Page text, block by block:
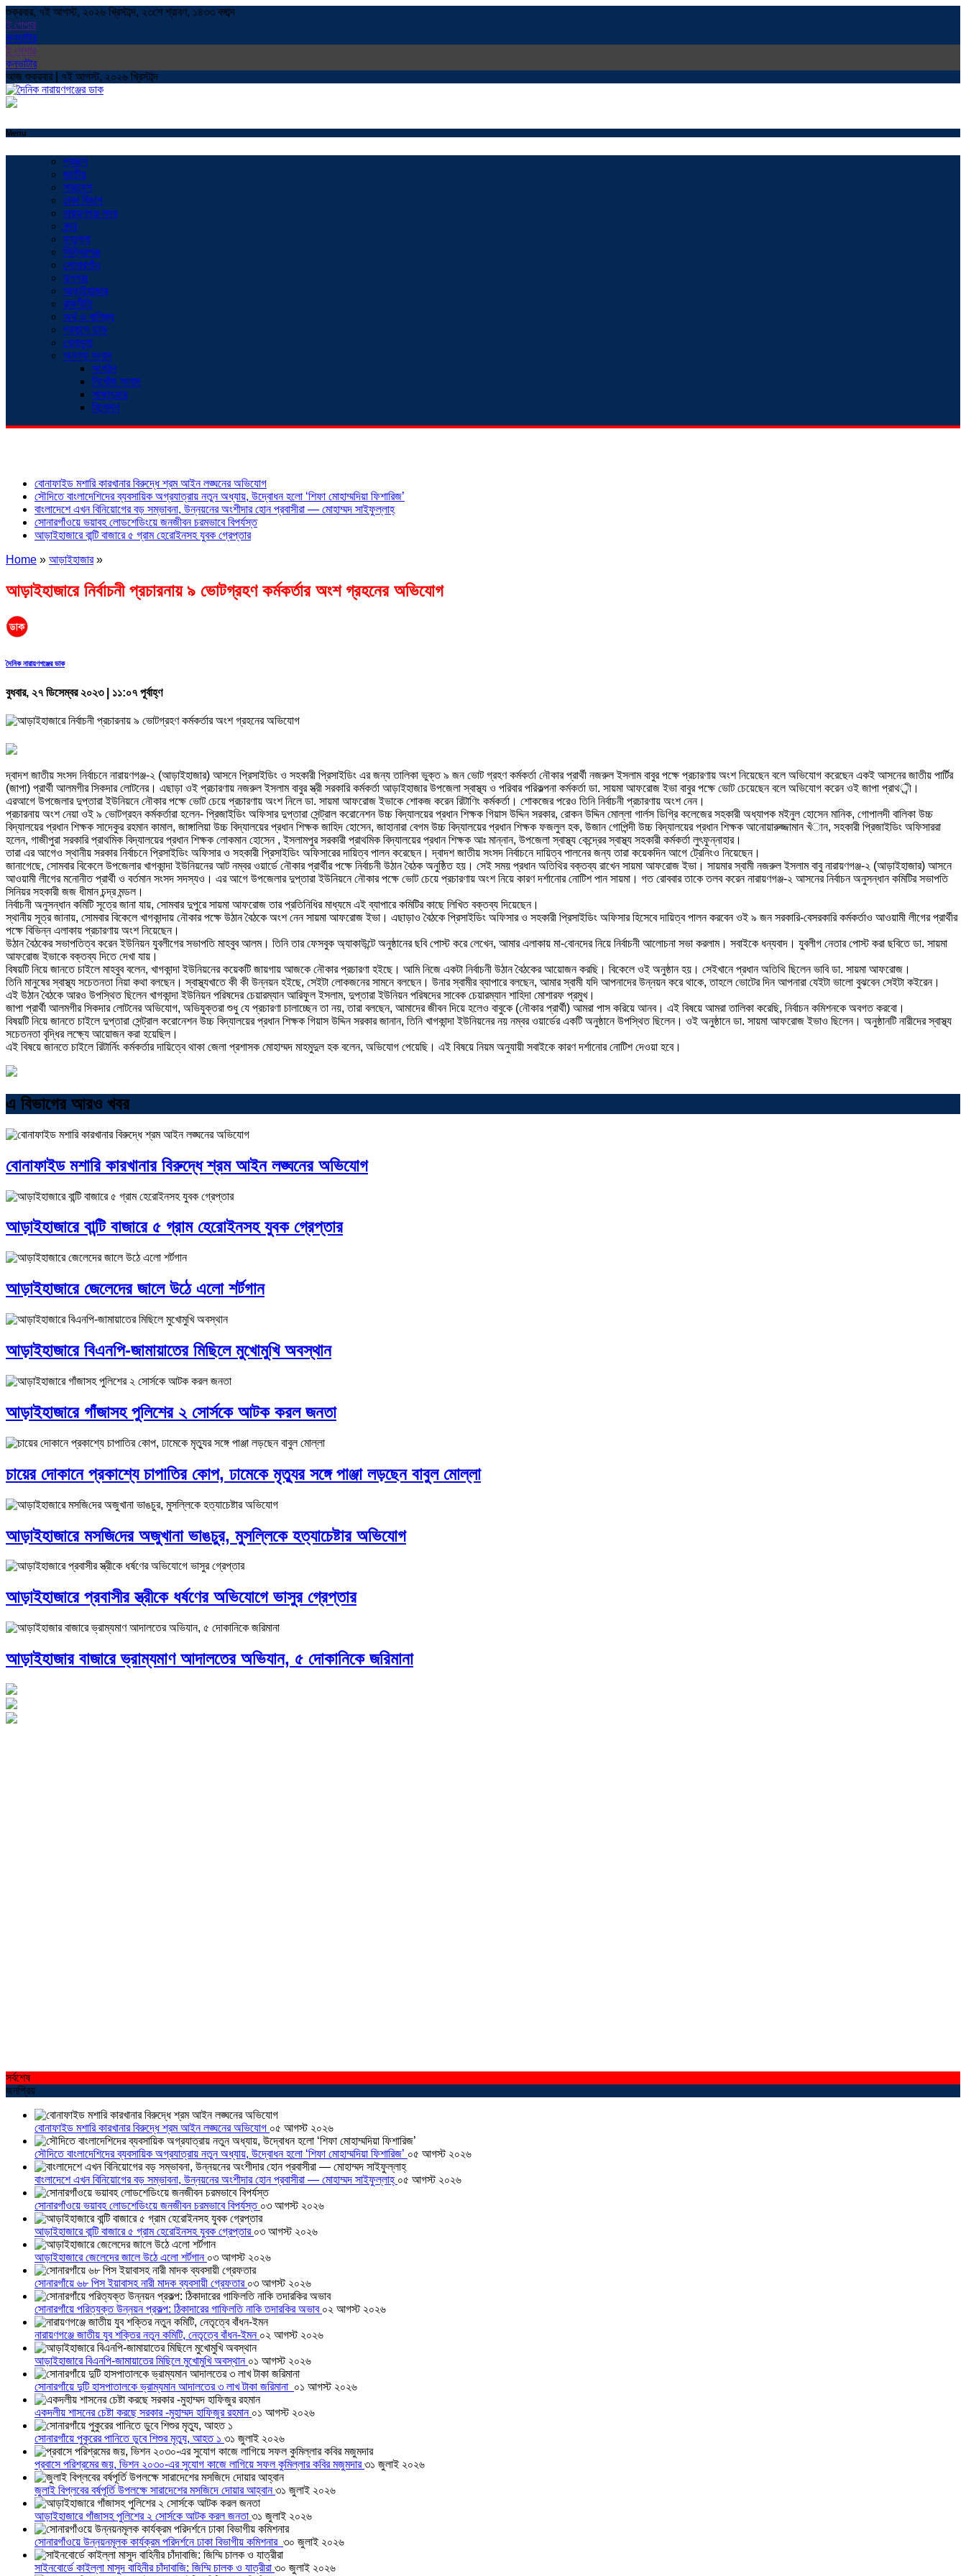
শুক্রবার, ৭ই আগস্ট, ২০২৬ খ্রিস্টাব্দ, ২৩শে শ্রাবণ, ১৪৩৩ বঙ্গাব্দ
ই পেপার
কনভাটার
ই পেপার
কনভাটার
আজ শুক্রবার | ৭ই আগস্ট, ২০২৬ খ্রিস্টাব্দ
Menu
প্রচ্ছদ
জাতীয়
সারাদেশ
ঢাকা বিভাগ
নারায়ণগঞ্জ সদর
বন্দর
ফতুল্লা
সিদ্ধিরগঞ্জ
সোনারগাঁও
রূপগঞ্জ
আড়াইহাজার
রাজনীতি
অর্থ ও বাণিজ্য
প্রবাসে ডাক
খেলাধুলা
অনন্যা সংবাদ
সংগঠন
নিখোঁজ সংবাদ
সাক্ষাৎকার
বিনোদন
বোনাফাইড মশারি কারখানার বিরুদ্ধে শ্রম আইন লঙ্ঘনের অভিযোগ
সৌদিতে বাংলাদেশিদের ব্যবসায়িক অগ্রযাত্রায় নতুন অধ্যায়, উদ্বোধন হলো ‘শিফা মোহাম্মদিয়া ফিশারিজ’
বাংলাদেশে এখন বিনিয়োগের বড় সম্ভাবনা, উন্নয়নের অংশীদার হোন প্রবাসীরা — মোহাম্মদ সাইফুল্লাহ্
সোনারগাঁওয়ে ভয়াবহ লোডশেডিংয়ে জনজীবন চরমভাবে বিপর্যস্ত
আড়াইহাজারে বান্টি বাজারে ৫ গ্রাম হেরোইনসহ যুবক গ্রেপ্তার
Home » আড়াইহাজার»
আড়াইহাজারে নির্বাচনী প্রচারনায় ৯ ভোটগ্রহণ কর্মকর্তার অংশ গ্রহনের অভিযোগ
দৈনিক নারায়ণগঞ্জের ডাক
বুধবার, ২৭ ডিসেম্বর ২০২৩ | ১১:০৭ পূর্বাহ্ণ
দ্বাদশ জাতীয় সংসদ নির্বাচনে নারায়ণগঞ্জ-২ (আড়াইহাজার) আসনে প্রিসাইডিং ও সহকারী প্রিসাইডিং এর জন্য তালিকা ভুক্ত ৯ জন ভোট গ্রহণ কর্মকর্তা নৌকার প্রার্থী নজরুল ইসলাম বাবুর পক্ষে প্রচারণায় অংশ নিয়েছেন বলে অভিযোগ করেছেন একই আসনের জাতীয় পার্টির
(জাপা) প্রার্থী আলমগীর সিকদার লোটনের। এছাড়া ওই প্রচারণায় নজরুল ইসলাম বাবুর স্ত্রী সরকারি কর্মকর্তা আড়াইহাজার উপজেলা স্বাস্থ্য ও পরিবার পরিকল্পনা কর্মকর্তা ডা. সায়মা আফরোজ ইভা বাবুর পক্ষে ভোট চেয়েছেন বলে অভিযোগ করেন ওই জাপা প্রাথর্ী।
এরআগে উপজেলার দুপ্তারা ইউনিয়নে নৌকার পক্ষে ভোট চেয়ে প্রচারণায় অংশ নিলে ডা. সায়মা আফরোজ ইভাকে শোকজ করেন রিটাণিং কর্মকর্তা। শোকজের পরেও তিনি নির্বাচনী প্রচারণায় অংশ নেন।
প্রচারনায় অংশ নেয়া ওই ৯ ভোটগ্রহন কর্মকর্তারা হলেন- প্রিজাইডিং অফিসার দুপ্তারা সেন্ট্রাল করোনেশন উচ্চ বিদ্যালয়ের প্রধান শিক্ষক গিয়াস উদ্দিন সরকার, রোকন উদ্দিন মোল্লা গার্লস ডিগ্রি কলেজের সহকারী অধ্যাপক মইনুল হোসেন মানিক, গোপালদী বালিকা উচ্চ
বিদ্যালয়ের প্রধান শিক্ষক সাদেকুর রহমান কামাল, জাঙ্গালিয়া উচ্চ বিদ্যালয়ের প্রধান শিক্ষক জাহিদ হোসেন, জাহানারা বেগম উচ্চ বিদ্যালয়ের প্রধান শিক্ষক ফজলুল হক, উজান গোপিন্দী উচ্চ বিদ্যালয়ের প্রধান শিক্ষক আনোয়ারুজ্জামান খঁান, সহকারী প্রিজাইডিং অফিসাররা
হলেন, গাজীপুরা সরকারি প্রাথমিক বিদ্যালয়ের প্রধান শিক্ষক লোকমান হোসেন , ইসলামপুর সরকারী প্রাথমিক বিদ্যালয়ের প্রধান শিক্ষক আঃ মান্নান, উপজেলা স্বাস্থ্য কেন্দ্রের স্বাস্থ্য সহকারী কর্মকর্তা লুৎফুন্নাহার।
তারা এর আগেও স্থানীয় সরকার নির্বাচনে প্রিসাইডিং অফিসার ও সহকারী প্রিসাইডিং অফিসারের দায়িত্ব পালন করেছেন। দ্বাদশ জাতীয় সংসদ নির্বাচনে দায়িত্ব পালনের জন্য তারা কয়েকদিন আগে ট্রেনিংও নিয়েছেন।
জানাগেছে, সোমবার বিকেলে উপজেলার খাগকান্দা ইউনিয়নের আট নম্বর ওয়ার্ডে নৌকার প্রার্থীর পক্ষে নির্বাচনী উঠান বৈঠক অনুষ্ঠিত হয়। সেই সময় প্রধান অতিথির বক্তব্য রাখেন সায়মা আফরোজ ইভা। সায়মার স্বামী নজরুল ইসলাম বাবু নারায়ণগঞ্জ-২ (আড়াইহাজার) আসনে
আওয়ামী লীগের মনোনীত প্রার্থী ও বর্তমান সংসদ সদস্যও। এর আগে উপজেলার দুপ্তারা ইউনিয়নে নৌকার পক্ষে ভোট চেয়ে প্রচারণায় অংশ নিয়ে কারণ দর্শানোর নোটিশ পান সায়মা। গত রোববার তাকে তলব করেন নারায়ণগঞ্জ-২ আসনের নির্বাচন অনুসন্ধান কমিটির সভাপতি
সিনিয়র সহকারী জজ ধীমান চন্দ্র মন্ডল।
নির্বাচনী অনুসন্ধান কমিটি সূত্রে জানা যায়, সোমবার দুপুরে সায়মা আফরোজ তার প্রতিনিধির মাধ্যমে এই ব্যাপারে কমিটির কাছে লিখিত বক্তব্য দিয়েছেন।
স্থানীয় সূত্র জানায়, সোমবার বিকেলে খাগকান্দায় নৌকার পক্ষে উঠান বৈঠকে অংশ নেন সায়মা আফরোজ ইভা। এছাড়াও বৈঠকে প্রিসাইডিং অফিসার ও সহকারী প্রিসাইডিং অফিসার হিসেবে দায়িত্ব পালন করবেন ওই ৯ জন সরকারি-বেসরকারি কর্মকর্তাও আওয়ামী লীগের প্রার্থীর
পক্ষে বিভিন্ন এলাকায় প্রচারণায় অংশ নিয়েছেন।
উঠান বৈঠকের সভাপতিত্ব করেন ইউনিয়ন যুবলীগের সভাপতি মাহবুব আলম। তিনি তার ফেসবুক অ্যাকাউন্টে অনুষ্ঠানের ছবি পোস্ট করে লেখেন, আমার এলাকায় মা-বোনদের নিয়ে নির্বাচনী আলোচনা সভা করলাম। সবাইকে ধন্যবাদ। যুবলীগ নেতার পোস্ট করা ছবিতে ডা. সায়মা
আফরোজ ইভাকে বক্তব্য দিতে দেখা যায়।
বিষয়টি নিয়ে জানতে চাইলে মাহবুব বলেন, খাগকান্দা ইউনিয়নের কয়েকটি জায়গায় আজকে নৌকার প্রচারণা হইছে। আমি নিজে একটা নির্বাচনী উঠান বৈঠকের আয়োজন করছি। বিকেলে ওই অনুষ্ঠান হয়। সেইখানে প্রধান অতিথি ছিলেন ভাবি ডা. সায়মা আফরোজ।
তিনি মানুষের স্বাস্থ্য সচেতনতা নিয়া কথা বলছেন। স্বাস্থ্যখাতে কী কী উন্নয়ন হইছে, সেইটা লোকজনের সামনে বলছেন। উনার স্বামীর ব্যাপারে বলছেন, আমার স্বামী যদি আপনাদের উন্নয়ন করে থাকে, তাহলে ভোটের দিন আপনারা যেইটা ভালো বুঝবেন সেইটা কইরেন।
এই উঠান বৈঠকে আরও উপস্থিত ছিলেন খাগকান্দা ইউনিয়ন পরিষদের চেয়ারম্যান আরিফুল ইসলাম, দুপ্তারা ইউনিয়ন পরিষদের সাবেক চেয়ারম্যান শাহিদা মোশারফ প্রমুখ।
জাপা প্রার্থী আলমগীর সিকদার লোটনের অভিযোগ, অভিযুক্তরা শুধু যে প্রচারণা চালাচ্ছেন তা নয়, তারা বলছেন, আমাদের জীবন দিয়ে হলেও বাবুকে (নৌকার প্রার্থী) আমরা পাস করিয়ে আনব। এই বিষয়ে আমরা তালিকা করেছি, নির্বাচন কমিশনকে অবগত করবো।
বিষয়টি নিয়ে জানতে চাইলে দুপ্তারা সেন্ট্রাল করোনেশন উচ্চ বিদ্যালয়ের প্রধান শিক্ষক গিয়াস উদ্দিন সরকার জানান, তিনি খাগকান্দা ইউনিয়নের নয় নম্বর ওয়ার্ডের একটি অনুষ্ঠানে উপস্থিত ছিলেন। ওই অনুষ্ঠানে ডা. সায়মা আফরোজ ইভাও ছিলেন। অনুষ্ঠানটি নারীদের স্বাস্থ্য
সচেতনতা বৃদ্ধির লক্ষ্যে আয়োজন করা হয়েছিল।
এই বিষয়ে জানতে চাইলে রিটার্নিং কর্মকর্তার দায়িত্বে থাকা জেলা প্রশাসক মোহাম্মদ মাহমুদুল হক বলেন, অভিযোগ পেয়েছি। এই বিষয়ে নিয়ম অনুযায়ী সবাইকে কারণ দর্শানোর নোটিশ দেওয়া হবে।
এ বিভাগের আরও খবর
বোনাফাইড মশারি কারখানার বিরুদ্ধে শ্রম আইন লঙ্ঘনের অভিযোগ
আড়াইহাজারে বান্টি বাজারে ৫ গ্রাম হেরোইনসহ যুবক গ্রেপ্তার
আড়াইহাজারে জেলেদের জালে উঠে এলো শর্টগান
আড়াইহাজারে বিএনপি-জামায়াতের মিছিলে মুখোমুখি অবস্থান
আড়াইহাজারে গাঁজাসহ পুলিশের ২ সোর্সকে আটক করল জনতা
চায়ের দোকানে প্রকাশ্যে চাপাতির কোপ, ঢামেকে মৃত্যুর সঙ্গে পাঞ্জা লড়ছেন বাবুল মোল্লা
আড়াইহাজারে মস‌জি‌দের অজুখানা ভাঙচুর, মুসল্লিকে হত্যাচেষ্টার অভিযোগ
আড়াইহাজারে প্রবাসীর স্ত্রীকে ধর্ষণের অভিযোগে ভাসুর গ্রেপ্তার
আড়াইহাজার বাজারে ভ্রাম্যমাণ আদালতের অভিযান, ৫ দোকানিকে জরিমানা
সর্বশেষ
জনপ্রিয়
বোনাফাইড মশারি কারখানার বিরুদ্ধে শ্রম আইন লঙ্ঘনের অভিযোগ ০৫ আগস্ট ২০২৬
সৌদিতে বাংলাদেশিদের ব্যবসায়িক অগ্রযাত্রায় নতুন অধ্যায়, উদ্বোধন হলো ‘শিফা মোহাম্মদিয়া ফিশারিজ’ ০৫ আগস্ট ২০২৬
বাংলাদেশে এখন বিনিয়োগের বড় সম্ভাবনা, উন্নয়নের অংশীদার হোন প্রবাসীরা — মোহাম্মদ সাইফুল্লাহ্ ০৫ আগস্ট ২০২৬
সোনারগাঁওয়ে ভয়াবহ লোডশেডিংয়ে জনজীবন চরমভাবে বিপর্যস্ত ০৩ আগস্ট ২০২৬
আড়াইহাজারে বান্টি বাজারে ৫ গ্রাম হেরোইনসহ যুবক গ্রেপ্তার ০৩ আগস্ট ২০২৬
আড়াইহাজারে জেলেদের জালে উঠে এলো শর্টগান ০৩ আগস্ট ২০২৬
সোনারগাঁয়ে ৬৮ পিস ইয়াবাসহ নারী মাদক ব্যবসায়ী গ্রেফতার ০৩ আগস্ট ২০২৬
সোনারগাঁয়ে পরিত্যক্ত উন্নয়ন প্রকল্প: ঠিকাদারের গাফিলতি নাকি তদারকির অভাব ০২ আগস্ট ২০২৬
নারায়ণগঞ্জে জাতীয় যুব শক্তির নতুন কমিটি, নেতৃত্বে বাঁধন-ইমন ০২ আগস্ট ২০২৬
আড়াইহাজারে বিএনপি-জামায়াতের মিছিলে মুখোমুখি অবস্থান ০১ আগস্ট ২০২৬
সোনারগাঁয়ে দুটি হাসপাতালকে ভ্রাম্যমান আদালতের ৩ লাখ টাকা জরিমানা ০১ আগস্ট ২০২৬
একদলীয় শাসনের চেষ্টা করছে সরকার -মুহাম্মদ হাফিজুর রহমান ০১ আগস্ট ২০২৬
সোনারগাঁয়ে পুকুরের পানিতে ডুবে শিশুর মৃত্যু, আহত ১ ৩১ জুলাই ২০২৬
প্রবাসে পরিশ্রমের জয়, ভিশন ২০৩০-এর সুযোগ কাজে লাগিয়ে সফল কুমিল্লার কবির মজুমদার৩১ জুলাই ২০২৬
জুলাই বিপ্লবের বর্ষপূর্তি উপলক্ষে সারাদেশের মসজিদে দোয়ার আহ্বান৩১ জুলাই ২০২৬
আড়াইহাজারে গাঁজাসহ পুলিশের ২ সোর্সকে আটক করল জনতা ৩১ জুলাই ২০২৬
সোনারগাঁওয়ে উন্নয়নমূলক কার্যক্রম পরিদর্শনে ঢাকা বিভাগীয় কমিশনার ৩০ জুলাই ২০২৬
সাইনবোর্ডে কাইল্লা মাসুদ বাহিনীর চাঁদাবাজি: জিম্মি চালক ও যাত্রীরা ৩০ জুলাই ২০২৬